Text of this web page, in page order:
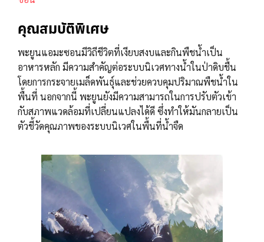
คุณสมบัติพิเศษ
พะยูนแอมะซอนมีวิถีชีวิตที่เงียบสงบและกินพืชน้ำเป็น
อาหารหลัก มีความสำคัญต่อระบบนิเวศทางน้ำในป่าดิบชื้น
โดยการกระจายเมล็ดพันธุ์และช่วยควบคุมปริมาณพืชน้ำใน
พื้นที่ นอกจากนี้ พะยูนยังมีความสามารถในการปรับตัวเข้า
กับสภาพแวดล้อมที่เปลี่ยนแปลงได้ดี ซึ่งทำให้มันกลายเป็น
ตัวชี้วัดคุณภาพของระบบนิเวศในพื้นที่น้ำจืด